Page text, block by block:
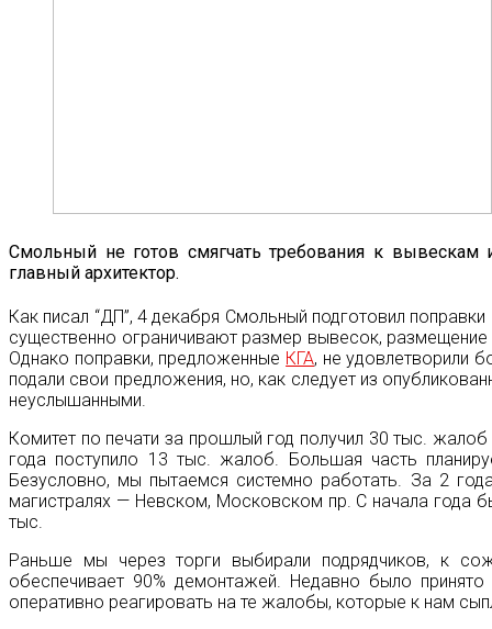
Смольный не готов смягчать требования к
главный архитектор.
Как писал “ДП”, 4 декабря Смольный подготовил
существенно ограничивают размер вывесок,
Однако поправки, предложенные КГА, не удовлетворили
подали свои предложения, но, как следует из
неуслышанными.
Комитет по печати за прошлый год получил 30 тыс.
года поступило 13 тыс. жалоб. Большая часть
Безусловно, мы пытаемся системно работать. За 2
магистралях — Невском, Московском пр. С начала года
тыс.
Раньше мы через торги выбирали подрядчиков, к
обеспечивает 90% демонтажей. Недавно было
оперативно реагировать на те жалобы, которые к нам